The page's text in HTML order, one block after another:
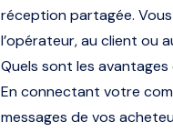
réception partagée.
l’opérateur, au client ou
Quels sont les avantages
En connectant votre
messages de vos